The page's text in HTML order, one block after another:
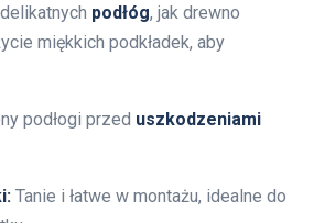
podłóg, jak drewno
miękkich podkładek, aby
podłogi przed uszkodzeniami
Tanie i łatwe w montażu, idealne do